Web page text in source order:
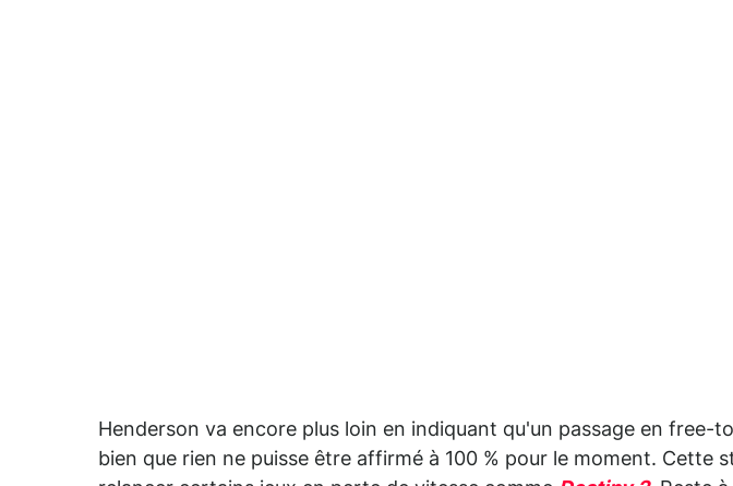
Henderson va encore plus loin en indiquant qu'un passage en free-
bien que rien ne puisse être affirmé à 100 % pour le moment. Cette